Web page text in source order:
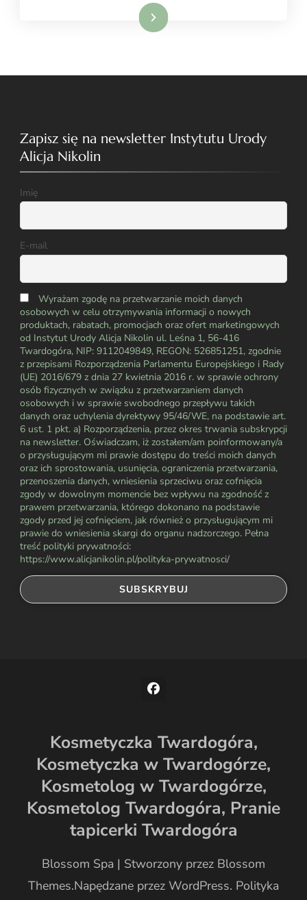
Dowiedz się więcej
Zapisz się na newsletter Instytutu Urody
Alicja Nikolin
Imię
E-mail
Wyrażam zgodę na przetwarzanie moich danych
osobowych w celu otrzymywania informacji o nowych
produktach, rabatach, promocjach oraz ofert marketingowych
od Instytut Urody Alicja Nikolin ul. Leśna 1, 56-416
Twardogóra, NIP: 9112049849, REGON: 526851251, zgodnie
z przepisami Rozporządzenia Parlamentu Europejskiego i Rady
(UE) 2016/679 z dnia 27 kwietnia 2016 r. w sprawie ochrony
osób fizycznych w związku z przetwarzaniem danych
osobowych i w sprawie swobodnego przepływu takich
danych oraz uchylenia dyrektywy 95/46/WE, na podstawie art.
6 ust. 1 pkt. a) Rozporządzenia, przez okres trwania subskrypcji
na newsletter. Oświadczam, iż zostałem/am poinformowany/a
o przysługującym mi prawie dostępu do treści moich danych
oraz ich sprostowania, usunięcia, ograniczenia przetwarzania,
przenoszenia danych, wniesienia sprzeciwu oraz cofnięcia
zgody w dowolnym momencie bez wpływu na zgodność z
prawem przetwarzania, którego dokonano na podstawie
zgody przed jej cofnięciem, jak również o przysługującym mi
prawie do wniesienia skargi do organu nadzorczego. Pełna
treść polityki prywatności:
https://www.alicjanikolin.pl/polityka-prywatnosci/
Kosmetyczka Twardogóra,
Kosmetyczka w Twardogórze,
Kosmetolog w Twardogórze,
Kosmetolog Twardogóra, Pranie
tapicerki Twardogóra
Blossom Spa | Stworzony przez Blossom
Themes.Napędzane przez WordPress. Polityka